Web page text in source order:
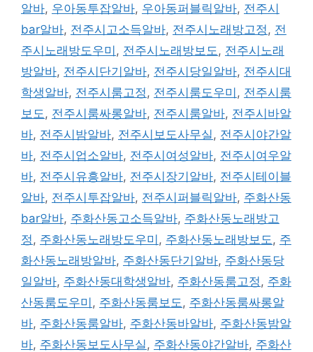
알바, 우아동투잡알바, 우아동퍼블릭알바, 전주시
bar알바, 전주시고소득알바, 전주시노래방고정 , 전
주시노래방도우미 , 전주시노래방보도 , 전주시노래
방알바, 전주시단기알바, 전주시당일알바, 전주시대
학생알바, 전주시룸고정 , 전주시룸도우미 , 전주시룸
보도 , 전주시룸싸롱알바, 전주시룸알바, 전주시바알
바, 전주시밤알바, 전주시보도사무실 , 전주시야간알
바, 전주시업소알바, 전주시여성알바, 전주시여우알
바, 전주시유흥알바, 전주시장기알바, 전주시테이블
알바, 전주시투잡알바, 전주시퍼블릭알바, 주화산동
bar알바, 주화산동고소득알바, 주화산동노래방고
정 , 주화산동노래방도우미 , 주화산동노래방보도 , 주
화산동노래방알바, 주화산동단기알바, 주화산동당
일알바, 주화산동대학생알바, 주화산동룸고정 , 주화
산동룸도우미 , 주화산동룸보도 , 주화산동룸싸롱알
바, 주화산동룸알바, 주화산동바알바, 주화산동밤알
바, 주화산동보도사무실 , 주화산동야간알바, 주화산